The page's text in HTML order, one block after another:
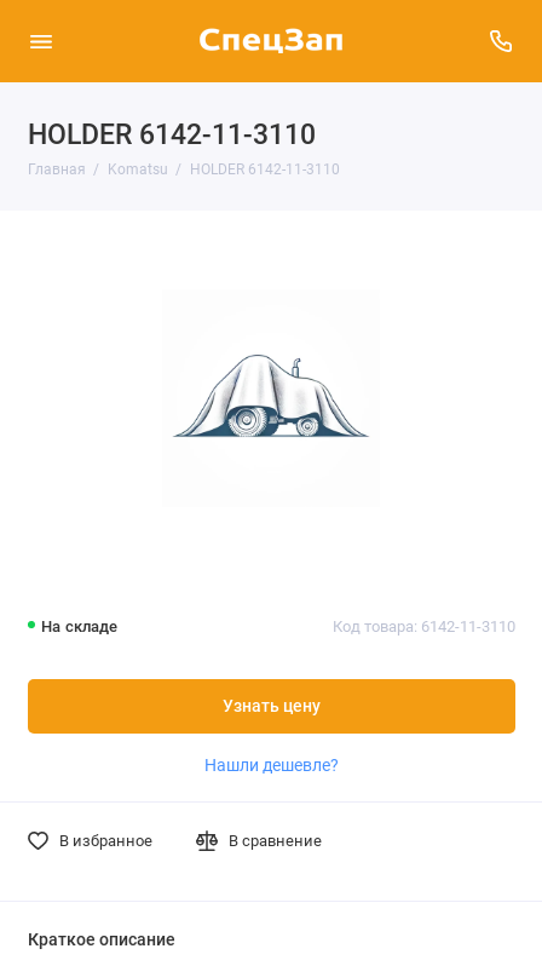
HOLDER 6142-11-3110
Главная Komatsu HOLDER 6142-11-3110
На складе Код товара: 6142-11-3110
Узнать цену
Нашли дешевле?
В избранное В сравнение
Краткое описание